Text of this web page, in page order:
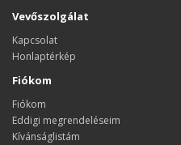
Vevőszolgálat
Kapcsolat
Honlaptérkép
Fiókom
Fiókom
Eddigi megrendeléseim
Kívánságlistám